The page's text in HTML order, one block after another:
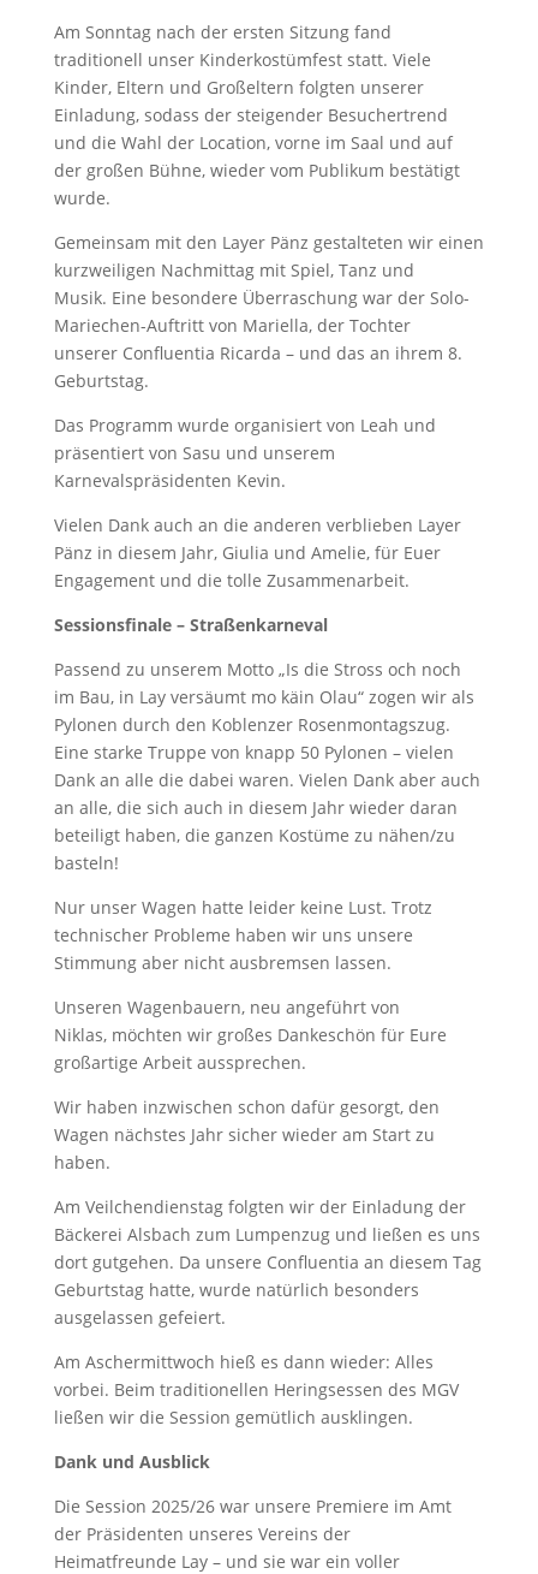
Am Sonntag nach der ersten Sitzung fand
traditionell unser Kinderkostümfest statt. Viele
Kinder, Eltern und Großeltern folgten unserer
Einladung, sodass der steigender Besuchertrend
und die Wahl der Location, vorne im Saal und auf
der großen Bühne, wieder vom Publikum bestätigt
wurde.
Gemeinsam mit den Layer Pänz gestalteten wir einen
kurzweiligen Nachmittag mit Spiel, Tanz und
Musik. Eine besondere Überraschung war der Solo-
Mariechen-Auftritt von Mariella, der Tochter
unserer Confluentia Ricarda – und das an ihrem 8.
Geburtstag.
Das Programm wurde organisiert von Leah und
präsentiert von Sasu und unserem
Karnevalspräsidenten Kevin.
Vielen Dank auch an die anderen verblieben Layer
Pänz in diesem Jahr, Giulia und Amelie, für Euer
Engagement und die tolle Zusammenarbeit.
Sessionsfinale – Straßenkarneval
Passend zu unserem Motto „Is die Stross och noch
im Bau, in Lay versäumt mo käin Olau“ zogen wir als
Pylonen durch den Koblenzer Rosenmontagszug.
Eine starke Truppe von knapp 50 Pylonen – vielen
Dank an alle die dabei waren. Vielen Dank aber auch
an alle, die sich auch in diesem Jahr wieder daran
beteiligt haben, die ganzen Kostüme zu nähen/zu
basteln!
Nur unser Wagen hatte leider keine Lust. Trotz
technischer Probleme haben wir uns unsere
Stimmung aber nicht ausbremsen lassen.
Unseren Wagenbauern, neu angeführt von
Niklas, möchten wir großes Dankeschön für Eure
großartige Arbeit aussprechen.
Wir haben inzwischen schon dafür gesorgt, den
Wagen nächstes Jahr sicher wieder am Start zu
haben.
Am Veilchendienstag folgten wir der Einladung der
Bäckerei Alsbach zum Lumpenzug und ließen es uns
dort gutgehen. Da unsere Confluentia an diesem Tag
Geburtstag hatte, wurde natürlich besonders
ausgelassen gefeiert.
Am Aschermittwoch hieß es dann wieder: Alles
vorbei. Beim traditionellen Heringsessen des MGV
ließen wir die Session gemütlich ausklingen.
Dank und Ausblick
Die Session 2025/26 war unsere Premiere im Amt
der Präsidenten unseres Vereins der
Heimatfreunde Lay – und sie war ein voller